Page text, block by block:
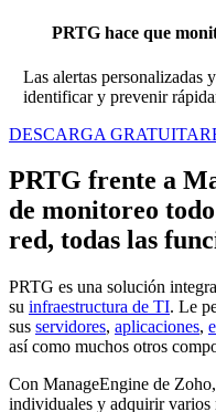
PRTG hace que
Las alertas personalizadas
identificar y prevenir
DESCARGA GRATUITA
PRTG frente a
de monitoreo
red, todas las
PRTG es una solución
su infraestructura de TI. Le
sus servidores, aplicaciones,
así como muchos otros
Con ManageEngine de
individuales y adquirir varios